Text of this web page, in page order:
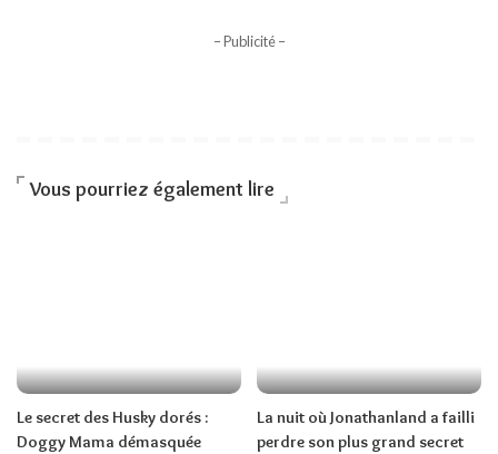
– Publicité –
Vous pourriez également lire
Le secret des Husky dorés :
Doggy Mama démasquée
La nuit où Jonathanland a failli
perdre son plus grand secret